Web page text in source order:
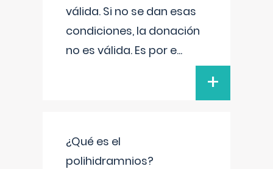
válida. Si no se dan esas
condiciones, la donación
no es válida. Es por e...
+
¿Qué es el
polihidramnios?